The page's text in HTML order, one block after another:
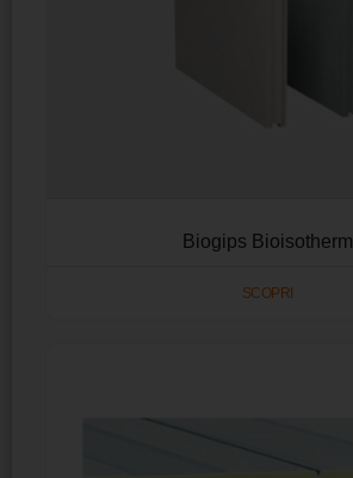
Biogips Bioisotherm
SCOPRI